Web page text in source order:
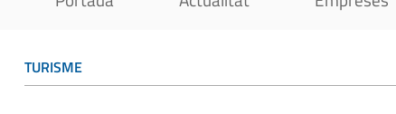
TURISME